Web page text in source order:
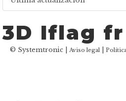
3D Iflag fr
© Systemtronic | Aviso legal